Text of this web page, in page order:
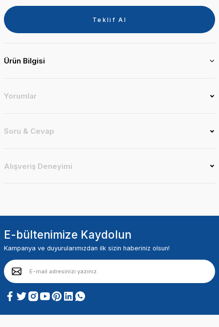
Teklif Al
Ürün Bilgisi
Yorumlar
Soru & Cevap
Alışveriş Deneyimi
E-bültenimize Kaydolun
Kampanya ve duyurularımızdan ilk sizin haberiniz olsun!